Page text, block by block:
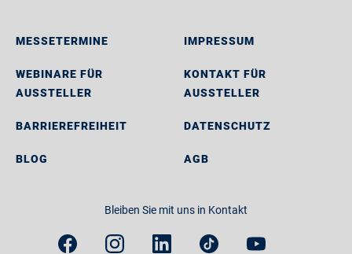
MESSETERMINE
WEBINARE FÜR
AUSSTELLER
BARRIEREFREIHEIT
BLOG
IMPRESSUM
KONTAKT FÜR
AUSSTELLER
DATENSCHUTZ
AGB
Bleiben Sie mit uns in Kontakt